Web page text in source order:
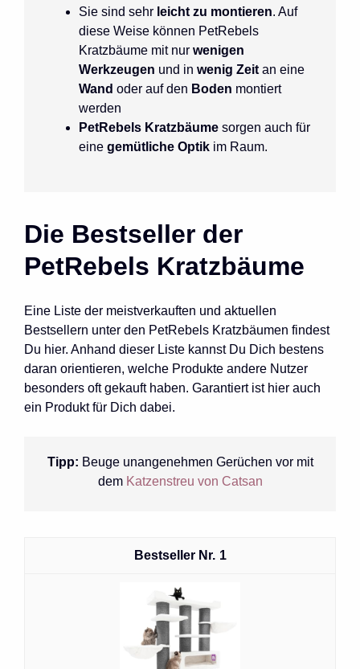
Sie sind sehr leicht zu montieren. Auf
diese Weise können PetRebels
Kratzbäume mit nur wenigen
Werkzeugen und in wenig Zeit an eine
Wand oder auf den Boden montiert
werden
PetRebels Kratzbäume sorgen auch für
eine gemütliche Optik im Raum.
Die Bestseller der
PetRebels Kratzbäume
Eine Liste der meistverkauften und aktuellen
Bestsellern unter den PetRebels Kratzbäumen findest
Du hier. Anhand dieser Liste kannst Du Dich bestens
daran orientieren, welche Produkte andere Nutzer
besonders oft gekauft haben. Garantiert ist hier auch
ein Produkt für Dich dabei.
Tipp: Beuge unangenehmen Gerüchen vor mit
dem Katzenstreu von Catsan
1